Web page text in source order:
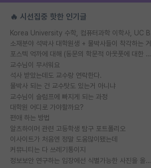
🔥 시선집중 핫한 인기글
소재분야 석박사 대학원생 + 물박사들이 착각하는 거
포스텍 억까에 대해 (동문의 학문적 아웃풋에 대한 반박)
교수님이 무서워요
석사 받았는데도 교수랑 연락한다.
물박사 되는 건 교수탓도 있는거 아니냐
교수님이 슬럼프에 빠지게 되는 과정
대학원 어디로 가야할까요?
편애 하는 방법
알츠하이머 관련 고등학생 탐구 포트폴리오
이사이트가 처음엔 정말 도움많이됐는데
커뮤니티는 다 쓰레기통이지
정보보안 연구하는 입장에선 식별가능한 사진을 올리는건 비추이긴함